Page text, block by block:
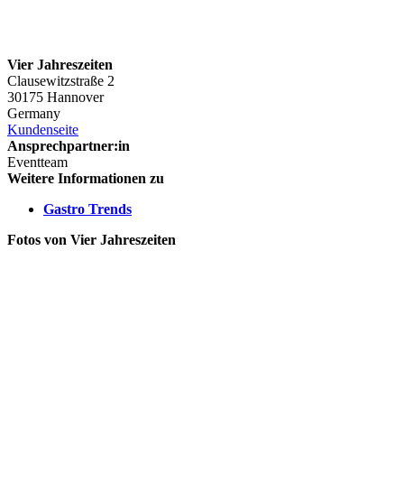
Vier Jahreszeiten
Clausewitzstraße 2
30175 Hannover
Germany
Kundenseite
Ansprechpartner:in
Eventteam
Weitere Informationen zu
Gastro Trends
Fotos von Vier Jahreszeiten